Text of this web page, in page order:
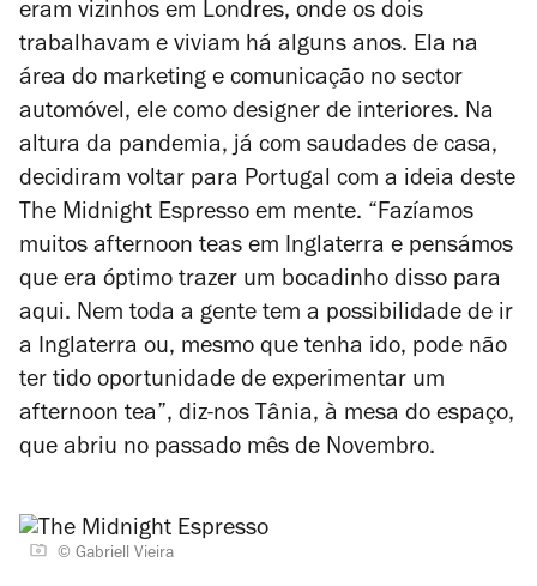
eram vizinhos em Londres, onde os dois
trabalhavam e viviam há alguns anos. Ela na
área do marketing e comunicação no sector
automóvel, ele como designer de interiores. Na
altura da pandemia, já com saudades de casa,
decidiram voltar para Portugal com a ideia deste
The Midnight Espresso em mente. “Fazíamos
muitos afternoon teas em Inglaterra e pensámos
que era óptimo trazer um bocadinho disso para
aqui. Nem toda a gente tem a possibilidade de ir
a Inglaterra ou, mesmo que tenha ido, pode não
ter tido oportunidade de experimentar um
afternoon tea”, diz-nos Tânia, à mesa do espaço,
que abriu no passado mês de Novembro.
© Gabriell Vieira